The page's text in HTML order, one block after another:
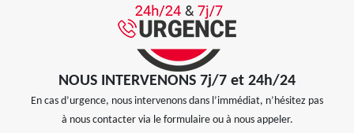
NOUS INTERVENONS 7j/7 et 24h/24
En cas d’urgence, nous intervenons dans l’immédiat, n’hésitez pas
à nous contacter via le formulaire ou à nous appeler.